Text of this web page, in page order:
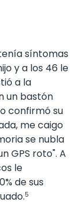
síntomas
y a los 46 le
a la
un bastón
confirmó su
me caigo
se nubla
GPS roto". A
le
de sus
5